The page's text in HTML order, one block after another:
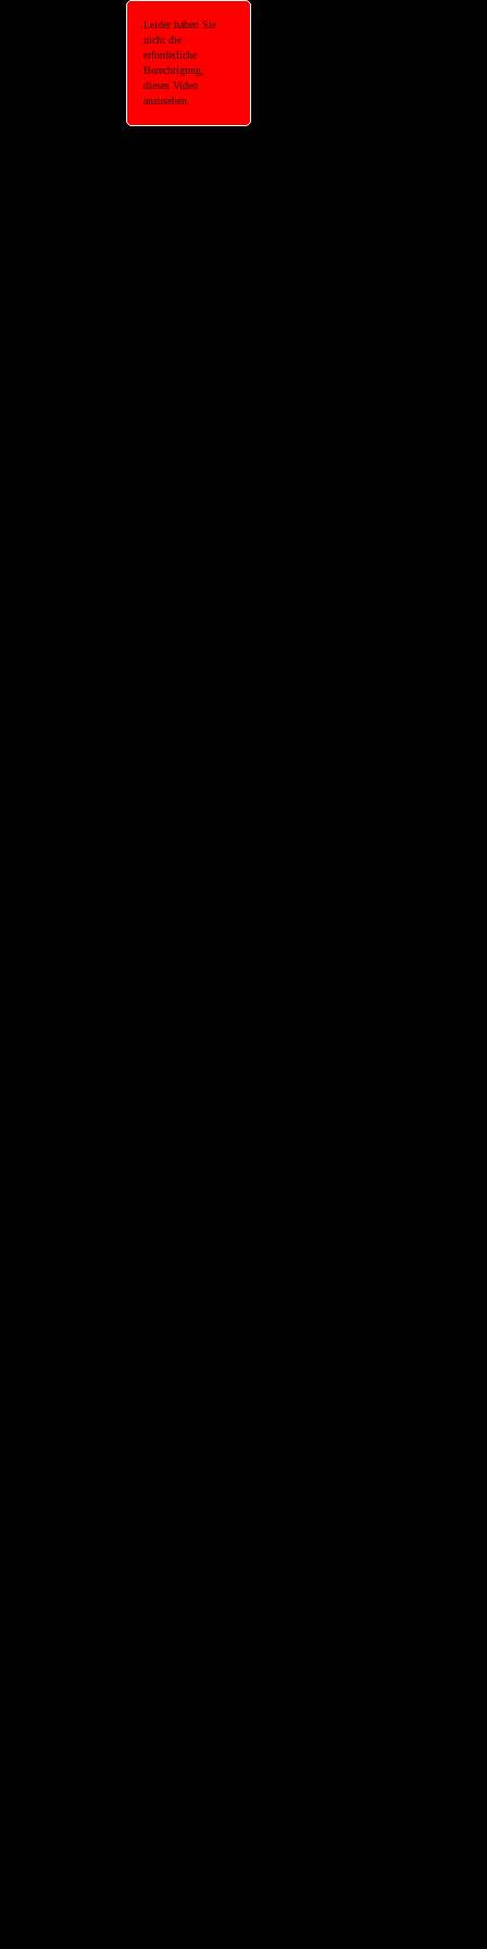
Leider haben Sie
nicht die
erforderliche
Berechtigung,
dieses Video
anzusehen.